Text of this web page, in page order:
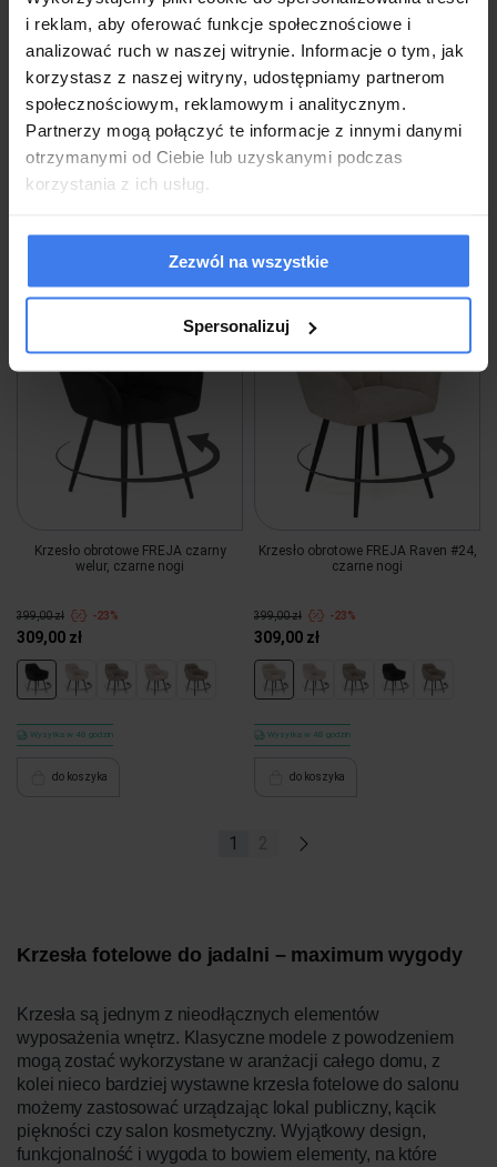
i reklam, aby oferować funkcje społecznościowe i
analizować ruch w naszej witrynie. Informacje o tym, jak
korzystasz z naszej witryny, udostępniamy partnerom
społecznościowym, reklamowym i analitycznym.
Partnerzy mogą połączyć te informacje z innymi danymi
otrzymanymi od Ciebie lub uzyskanymi podczas
korzystania z ich usług.
Zezwól na wszystkie
Spersonalizuj
Krzesło obrotowe FREJA 2 raven #18,
czarne nogi
Krzesło obrotowe FREJA ciemny
beżowy #7 welur, czarne nogi
399,00 zł -23%
do koszyka
Krzesło obrotowe FREJA czarny
welur, czarne nogi
399,00 zł -23%
309,00 zł
Wysyłka w 48 godzin
do koszyka
Krzesło obrotowe FREJA Raven #24,
czarne nogi
399,00 zł -23%
309,00 zł
Wysyłka w 48 godzin
do koszyka
1 »
Krzesła fotelowe do jadalni – maximum wygody
Krzesła są jednym z nieodłącznych elementów
wyposażenia wnętrz. Klasyczne modele z powodzeniem
mogą zostać wykorzystane w aranżacji całego domu, z
kolei nieco bardziej wystawne krzesła fotelowe do salonu
możemy zastosować urządzając lokal publiczny, kącik
piękności czy salon kosmetyczny. Wyjątkowy design,
funkcjonalność i wygoda to bowiem elementy, na które